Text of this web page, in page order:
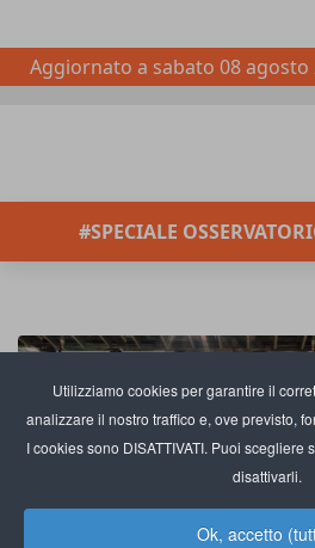
Utilizziamo cookies per garantire il
analizzare il nostro traffico e, ove previsto,
I cookies sono DISATTIVATI. Puoi scegliere
disattivarli.
Ok, accetto
Aggiornato a sabato 08 agosto
#SPECIALE